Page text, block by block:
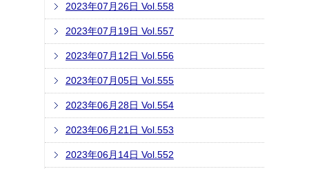
2023年07月26日 Vol.558
2023年07月19日 Vol.557
2023年07月12日 Vol.556
2023年07月05日 Vol.555
2023年06月28日 Vol.554
2023年06月21日 Vol.553
2023年06月14日 Vol.552